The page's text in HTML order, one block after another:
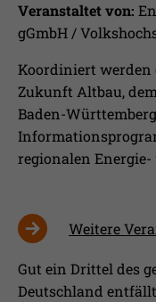
Veranstaltet von:
gGmbH /
Koordiniert werden
Zukunft Altbau,
Baden-
regionalen
Weitere
Gut ein Drittel des
Deutschland